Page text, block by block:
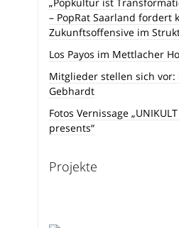
– PopRat Saarland fordert
Zukunftsoffensive im
Los Payos im Mettlacher
Mitglieder stellen sich vor:
Gebhardt
Fotos Vernissage
presents“
Projekte